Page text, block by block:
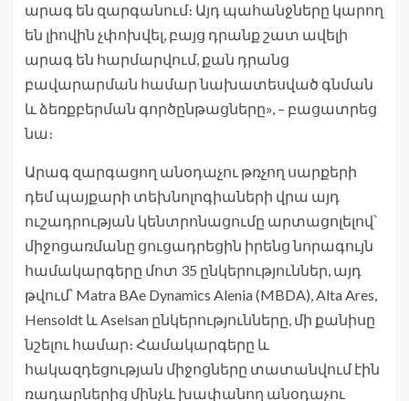
արագ են զարգանում։ Այդ պահանջները կարող
են լիովին չփոխվել, բայց դրանք շատ ավելի
արագ են հարմարվում, քան դրանց
բավարարման համար նախատեսված գնման
և ձեռքբերման գործընթացները», – բացատրեց
նա։
Արագ զարգացող անօդաչու թռչող սարքերի
դեմ պայքարի տեխնոլոգիաների վրա այդ
ուշադրության կենտրոնացումը արտացոլելով՝
միջոցառմանը ցուցադրեցին իրենց նորագույն
համակարգերը մոտ 35 ընկերություններ, այդ
թվում՝ Matra BAe Dynamics Alenia (MBDA), Alta Ares,
Hensoldt և Aselsan ընկերությունները, մի քանիսը
նշելու համար։ Համակարգերը և
հակազդեցության միջոցները տատանվում էին
ռադարներից մինչև խափանող անօդաչու